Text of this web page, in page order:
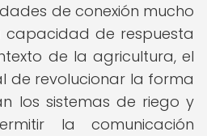
de conexión mucho
de respuesta
de la agricultura, el
de revolucionar la forma
los sistemas de riego y
la comunicación